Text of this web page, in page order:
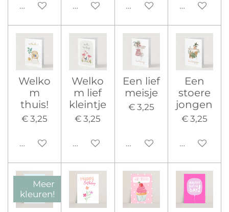
UitgeschakeldUitgeschakeldUitgeschakeld
Welko
m
thuis!
€ 3,25
Uitgeschakeld
Welko
m lief
kleintje
€ 3,25
Uitgeschakeld
Een lief
meisje
€ 3,25
Uitgeschakeld
Een
stoere
jongen
€ 3,25
Meer
kleuren!